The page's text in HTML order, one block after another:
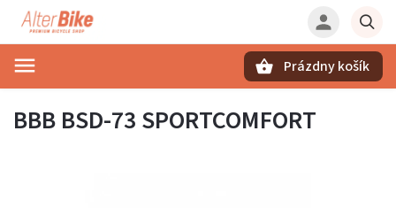
Prázdny košík
BBB BSD-73 SPORTCOMFORT